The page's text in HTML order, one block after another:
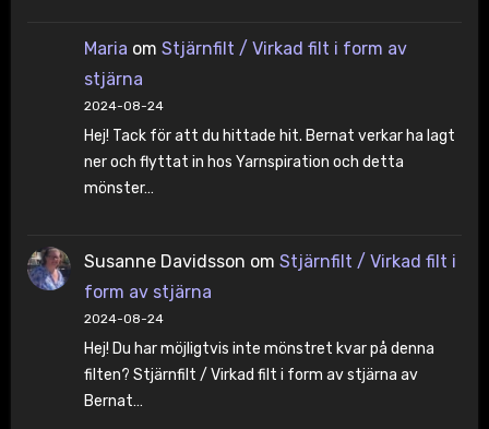
Maria om Stjärnfilt / Virkad filt i form av
stjärna
2024-08-24
Hej! Tack för att du hittade hit. Bernat verkar ha lagt
ner och flyttat in hos Yarnspiration och detta
mönster…
Susanne Davidsson om Stjärnfilt / Virkad filt i
form av stjärna
2024-08-24
Hej! Du har möjligtvis inte mönstret kvar på denna
filten? Stjärnfilt / Virkad filt i form av stjärna av
Bernat…